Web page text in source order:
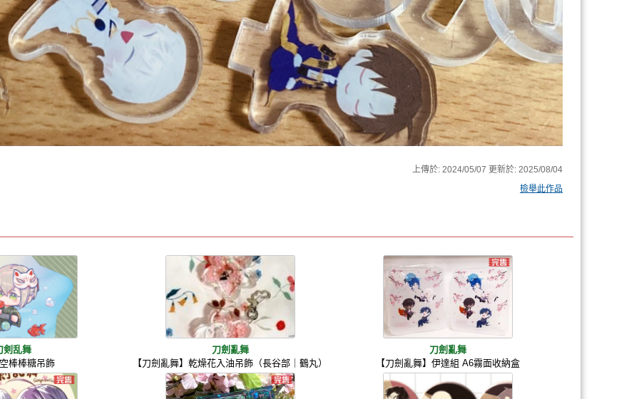
上傳於: 2024/05/07 更新於: 2025/08/04
檢舉此作品
剣乱舞
棒棒糖吊飾
刀劍亂舞
【刀劍亂舞】乾燥花入油吊飾（長谷部｜鶴丸）
刀劍亂舞
【刀劍亂舞】伊達組 A6霧面收納盒